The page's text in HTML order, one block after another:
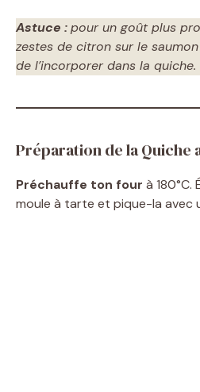
e
Astuce :pour un goût plus
zestes de citron sur le
de l’incorporer dans la quiche.
Préparation de la Quiche
Préchauffe ton four à
moule à tarte et pique-la avec